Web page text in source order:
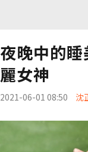
夜晚中的
麗女神
2021-06-01 08:50 沈